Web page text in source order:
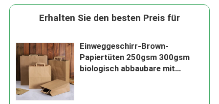
Erhalten Sie den besten Preis für
Einweggeschirr-Brown-
Papiertüten 250gsm 300gsm
biologisch abbaubare mit